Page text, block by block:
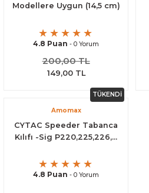
Modellere Uygun (14,5 cm)
4.8 Puan - 0 Yorum
200,00 TL
149,00 TL
TÜKENDİ
Amomax
CYTAC Speeder Tabanca
Kılıfı -Sig P220,225,226,...
4.8 Puan - 0 Yorum